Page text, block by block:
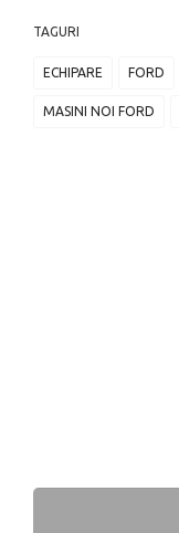
TAGURI
ECHIPARE FORD
MASINI NOI FORD